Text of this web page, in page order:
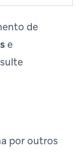
de
e
por outros